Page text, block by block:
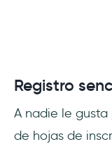
Registro
A nadie le
de hojas de